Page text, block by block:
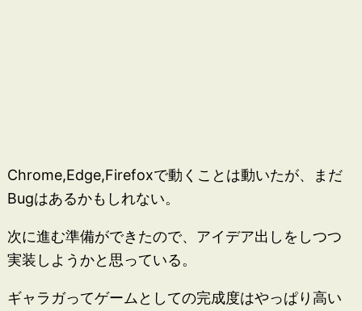
Chrome,Edge,Firefoxで動くことは動いたが、まだ
Bugはあるかもしれない。
次に進む準備ができたので、アイデア出しをしつつ
実装しようかと思っている。
ギャラガってゲームとしての完成度はやっぱり高い